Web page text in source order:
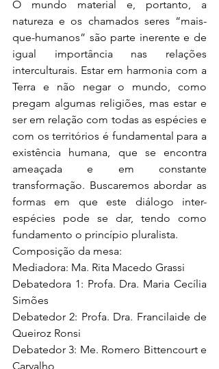
O mundo material e, portanto, a
natureza e os chamados seres “mais-
que-humanos” são parte inerente e de
igual importância nas relações
interculturais. Estar em harmonia com a
Terra e não negar o mundo, como
pregam algumas religiões, mas estar e
ser em relação com todas as espécies e
com os territórios é fundamental para a
existência humana, que se encontra
ameaçada e em constante
transformação. Buscaremos abordar as
formas em que este diálogo inter-
espécies pode se dar, tendo como
fundamento o princípio pluralista.
Composição da mesa:
Mediadora: Ma. Rita Macedo Grassi
Debatedora 1: Profa. Dra. Maria Cecília
Simões
Debatedor 2: Profa. Dra. Francilaide de
Queiroz Ronsi
Debatedor 3: Me. Romero Bittencourt e
Carvalho